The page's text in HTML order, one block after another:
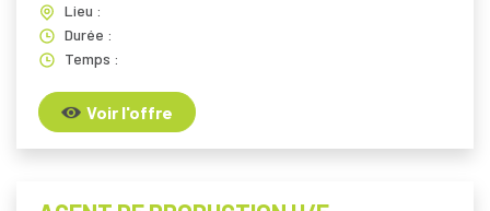
Lieu :
Durée :
Temps :
Voir l'offre